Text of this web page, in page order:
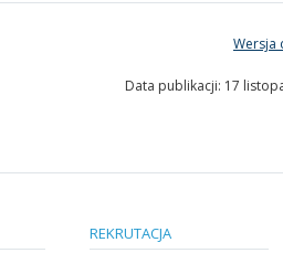
Wersja
Data publikacji: 17
REKRUTACJA